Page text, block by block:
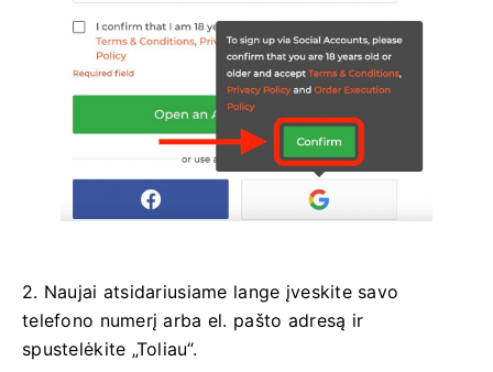
2. Naujai atsidariusiame lange įveskite savo
telefono numerį arba el. pašto adresą ir
spustelėkite „Toliau“.